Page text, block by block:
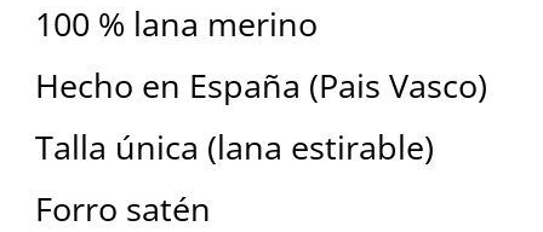
100 % lana merino
Hecho en España (Pais Vasco)
Talla única (lana estirable)
Forro satén